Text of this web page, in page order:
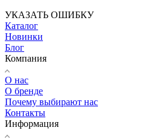
УКАЗАТЬ ОШИБКУ
Каталог
Новинки
Блог
Компания
О нас
О бренде
Почему выбирают нас
Контакты
Информация